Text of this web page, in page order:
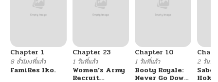
Chapter 1
8 ชั่วโมงที่แล้ว
FamiRes Iko.
Chapter 23
1 วันที่แล้ว
Women’s Army
Recruit
Chapter 10
1 วันที่แล้ว
Booty Royale:
Never Go Down
2 วันที่แ